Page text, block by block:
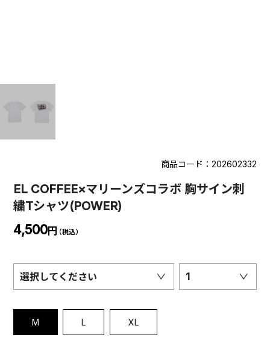
商品コード：202602332
EL COFFEE×マリーンズコラボ 胸サイン刺
繍Tシャツ(POWER)
4,500円 （税込）
選択してください 1
M L XL